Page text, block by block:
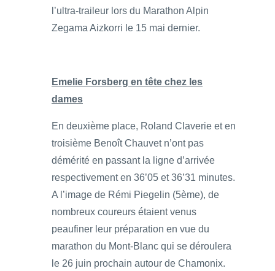
l’ultra-traileur lors du Marathon Alpin
Zegama Aizkorri le 15 mai dernier.
Emelie Forsberg en tête chez les
dames
En deuxième place, Roland Claverie et en
troisième Benoît Chauvet n’ont pas
démérité en passant la ligne d’arrivée
respectivement en 36’05 et 36’31 minutes.
A l’image de Rémi Piegelin (5ème), de
nombreux coureurs étaient venus
peaufiner leur préparation en vue du
marathon du Mont-Blanc qui se déroulera
le 26 juin prochain autour de Chamonix.